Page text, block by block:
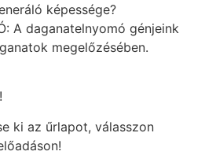
képessége?
A daganatelnyomó génjeink
megelőzésében.
ki az űrlapot, válasszon